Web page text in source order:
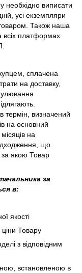
необхідно виписати
усі екземпляри
Також наша
всіх платформах
сплачена
на доставку,
термін, визначений
на основний
на
що
за якою Товар
за
в:
якості
ціни Товару
з відповідним
встановленою в